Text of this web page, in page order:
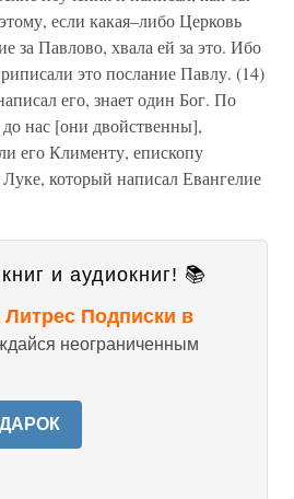
если какая–либо Церковь
за Павлово, хвала ей за это. Ибо
это послание Павлу. (14)
его, знает один Бог. По
нас [они двойственны],
его Клименту, епископу
который написал Евангелие
и аудиокниг! 📚
Литрес Подписки в
неограниченным